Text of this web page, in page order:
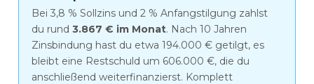
Bei 3,8 % Sollzins und 2 % Anfangstilgung zahlst
du rund 3.867 € im Monat. Nach 10 Jahren
Zinsbindung hast du etwa 194.000 € getilgt, es
bleibt eine Restschuld um 606.000 €, die du
anschließend weiterfinanzierst. Komplett